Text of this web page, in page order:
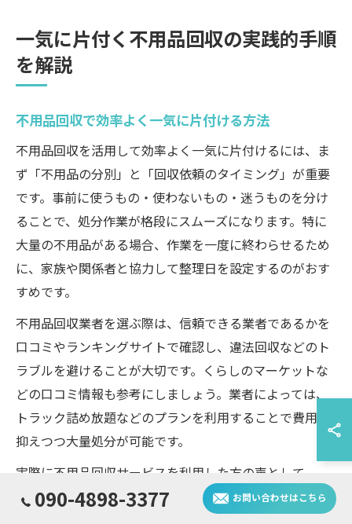
一気に片付く不用品回収の実践的手順
を解説
不用品回収で効率よく一気に片付ける方法
不用品回収を活用して効率よく一気に片付けるには、ま
ず「不用品の分別」と「回収依頼のタイミング」が重要
です。事前に使うもの・使わないもの・迷うものを分け
ることで、処分作業が格段にスムーズになります。特に
大量の不用品がある場合、作業を一度に終わらせるため
に、家族や関係者と協力して整理日を設定するのがおす
すめです。
不用品回収業者を選ぶ際は、信頼できる業者であるかを
口コミやランキングサイトで確認し、違法回収などのト
ラブルを避けることが大切です。くらしのマーケットな
どの口コミ情報も参考にしましょう。業者によっては、
トラック詰め放題などのプランを利用することで費用を
抑えつつ大量処分が可能です。
実際に不用品回収サービスを利用した方の声として、
「一気に片付いて気持ちがスッキリした」「自分では運
べない大型家具も安全に処分できた」という意見が多く
090-4898-3377 お問い合わせはこちら